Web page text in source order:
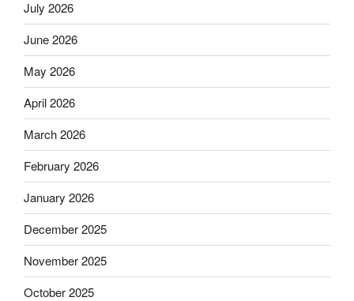
July 2026
June 2026
May 2026
April 2026
March 2026
February 2026
January 2026
December 2025
November 2025
October 2025